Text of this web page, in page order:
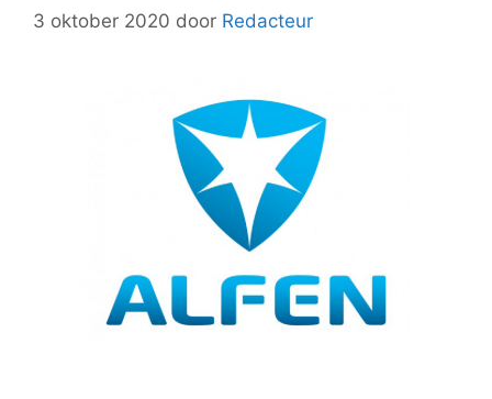
3 oktober 2020 door Redacteur